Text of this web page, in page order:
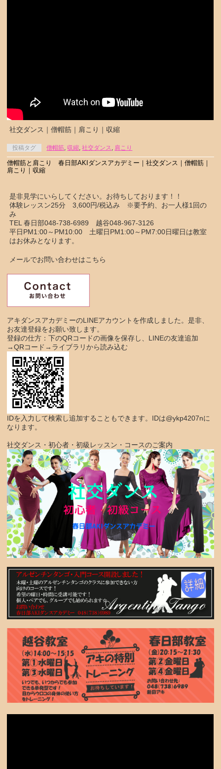
社交ダンス｜僧帽筋｜肩こり｜収縮
投稿タグ 僧帽筋, 収縮,社交ダンス, 肩こり
僧帽筋と肩こり 春日部AKIダンスアカデミー｜社交ダンス｜僧帽筋｜
肩こり｜収縮
是非見学にいらしてください。お待ちしております！！
体験レッスン25分 3,600円/税込み ※要予約、お一人様1回の
み
TEL 春日部048-738-6989 越谷048-967-3126
平日PM1:00～PM10:00 土曜日PM1:00～PM7:00日曜日は教室
はお休みとなります。
メールでお問い合わせはこちら
アキダンスアカデミーのLINEアカウントを作成しました。是非、
お友達登録をお願い致します。
登録の仕方：下のQRコードの画像を保存し、LINEの友達追加
→QRコード→ライブラリから読み込む
IDを入力して検索し追加することもできます。IDは@ykp4207nに
なります。
社交ダンス・初心者・初級レッスン・コースのご案内